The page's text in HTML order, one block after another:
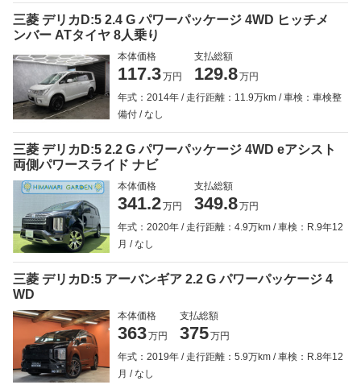
三菱 デリカD:5 2.4 G パワーパッケージ 4WD ヒッチメ
ンバー ATタイヤ 8人乗り
本体価格
117.3万円
支払総額
129.8万円
年式：2014年
走行距離：11.9万km
車検：車検整
備付
なし
三菱 デリカD:5 2.2 G パワーパッケージ 4WD eアシスト
両側パワースライド ナビ
本体価格
341.2万円
支払総額
349.8万円
年式：2020年
走行距離：4.9万km
車検：R.9年12
月
なし
三菱 デリカD:5 アーバンギア 2.2 G パワーパッケージ 4
WD
本体価格
363万円
支払総額
375万円
年式：2019年
走行距離：5.9万km
車検：R.8年12
月
なし